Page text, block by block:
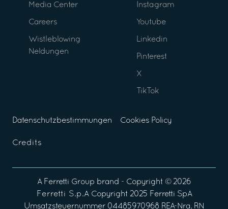
Media Center
Careers
Wistleblowing
Neldungen
Instagram
Youtube
Linkedin
Pinterest
X
TikTok
Datenschutzbestimmungen Cookies Policy
Credits
A Ferretti Group brand - Copyright © 2026
Ferretti S.p.ACopyright 2025 Ferretti SpA
Umsatzsteuernummer 04485970968 REA-Nra. RN